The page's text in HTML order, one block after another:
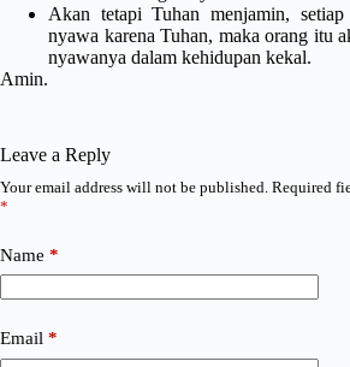
Akan tetapi Tuhan menjamin,
nyawa karena Tuhan, maka orang itu
nyawanya dalam kehidupan kekal.
Amin.
Leave a Reply
Your email address will not be published. Required
*
Name *
Email *